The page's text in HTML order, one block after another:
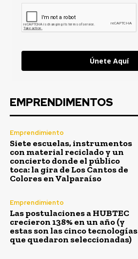
Únete Aquí
EMPRENDIMENTOS
Emprendimiento
Siete escuelas, instrumentos
con material reciclado y un
concierto donde el público
toca: la gira de Los Cantos de
Colores en Valparaíso
Emprendimiento
Las postulaciones a HUBTEC
crecieron 138% en un año (y
estas son las cinco tecnologías
que quedaron seleccionadas)